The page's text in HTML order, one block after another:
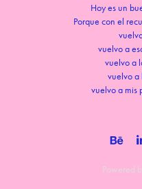
Hoy es un
Porque con el
vuelvo a
vuelvo a
vuelvo a
vuelvo a mis
Powered